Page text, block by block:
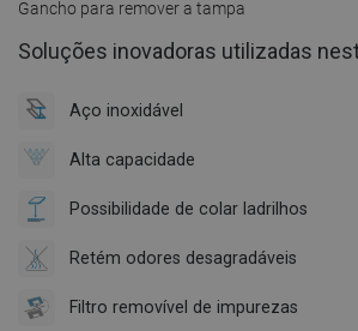
Gancho para remover a tampa
Soluções inovadoras utilizadas
Aço inoxidável
Alta capacidade
Possibilidade de colar ladrilhos
Retém odores desagradáveis
Filtro removível de impurezas